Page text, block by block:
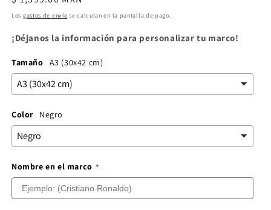
habitual
Los gastos de envío se calculan en la pantalla de pago.
¡Déjanos la información para personalizar tu marco!
Tamaño A3 (30x42 cm)
Color Negro
Nombre en el marco